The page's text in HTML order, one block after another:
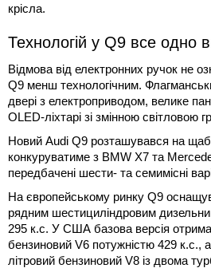
крісла.
Технологій у Q9 все одно
Відмова від електронних ручок не
Q9 менш технологічним.
двері з електроприводом, велике
OLED-ліхтарі зі змінною світловою
Новий Audi Q9 розташувався на
конкуруватиме з BMW X7 та
передбачені шести- та семимісні
На європейському ринку Q9
рядним шестициліндровим
295 к.с. У США базова версія
бензиновий V6 потужністю 429 к.с.,
літровий бензиновий V8 із двома